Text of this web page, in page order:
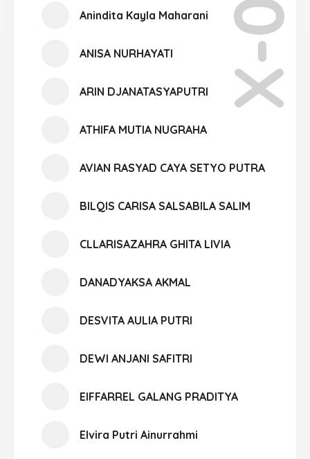
X-06
Anindita Kayla Maharani
ANISA NURHAYATI
ARIN DJANATASYAPUTRI
ATHIFA MUTIA NUGRAHA
AVIAN RASYAD CAYA SETYO PUTRA
BILQIS CARISA SALSABILA SALIM
CLLARISAZAHRA GHITA LIVIA
DANADYAKSA AKMAL
DESVITA AULIA PUTRI
DEWI ANJANI SAFITRI
EIFFARREL GALANG PRADITYA
Elvira Putri Ainurrahmi